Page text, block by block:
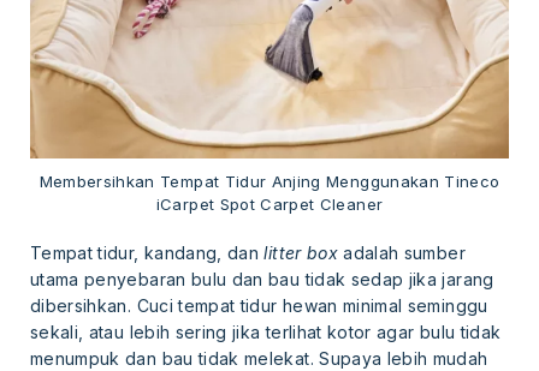
Membersihkan Tempat Tidur Anjing Menggunakan Tineco
iCarpet Spot Carpet Cleaner
Tempat tidur, kandang, dan litter boxadalah sumber
utama penyebaran bulu dan bau tidak sedap jika jarang
dibersihkan. Cuci tempat tidur hewan minimal seminggu
sekali, atau lebih sering jika terlihat kotor agar bulu tidak
menumpuk dan bau tidak melekat. Supaya lebih mudah